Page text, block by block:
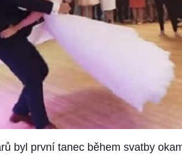
byl první tanec během svatby